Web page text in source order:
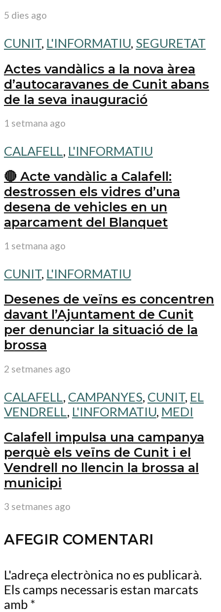
5 dies ago
CUNIT, L'INFORMATIU, SEGURETAT
Actes vandàlics a la nova àrea
d’autocaravanes de Cunit abans
de la seva inauguració
1 setmana ago
CALAFELL , L'INFORMATIU
🔴 Acte vandàlic a Calafell:
destrossen els vidres d’una
desena de vehicles en un
aparcament del Blanquet
1 setmana ago
CUNIT, L'INFORMATIU
Desenes de veïns es concentren
davant l’Ajuntament de Cunit
per denunciar la situació de la
brossa
2 setmanes ago
CALAFELL , CAMPANYES, CUNIT, EL
VENDRELL , L'INFORMATIU, MEDI
Calafell impulsa una campanya
perquè els veïns de Cunit i el
Vendrell no llencin la brossa al
municipi
3 setmanes ago
AFEGIR COMENTARI
L'adreça electrònica no es publicarà.
Els camps necessaris estan marcats
amb *